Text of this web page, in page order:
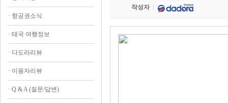
· 항공권소식
· 태국 여행정보
· 다도라리뷰
· 이용자리뷰
· Q & A (질문/답변)
작성자